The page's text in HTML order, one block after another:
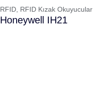
RFID, RFID Kızak Okuyucular
Honeywell IH21